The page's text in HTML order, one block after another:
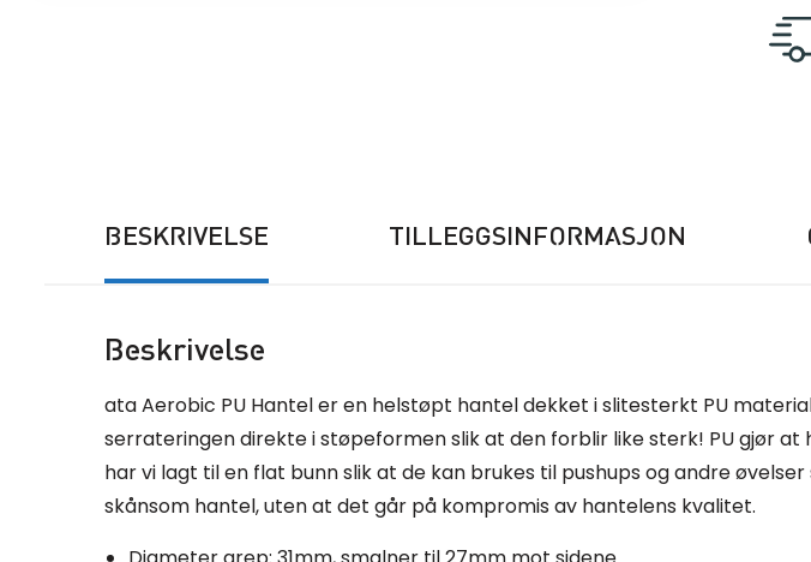
BESKRIVELSE TILLEGGSINFORMASJON
Beskrivelse
ata Aerobic PU Hantel er en helstøpt hantel dekket i slitesterkt PU
serrateringen direkte i støpeformen slik at den forblir like sterk! PU gjør
har vi lagt til en flat bunn slik at de kan brukes til pushups og andre
skånsom hantel, uten at det går på kompromis av hantelens kvalitet.